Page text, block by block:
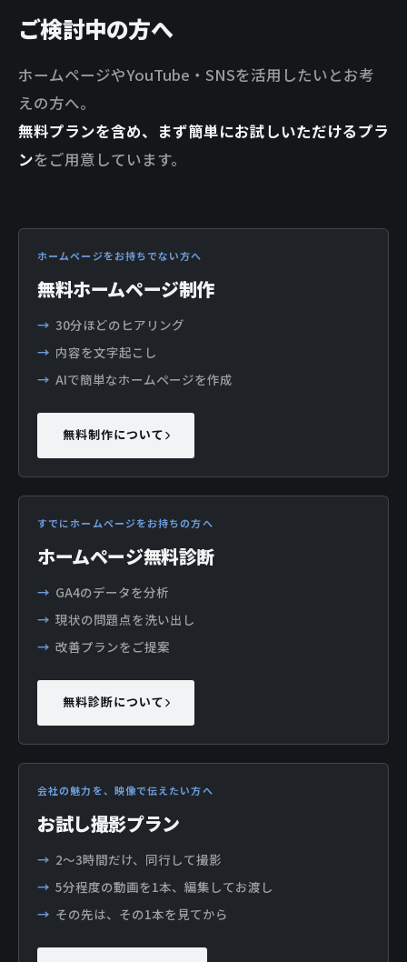
ご検討中の方へ
ホームページやYouTube・SNSを活用したいとお考
えの方へ。
無料プランを含め、まず簡単にお試しいただけるプラ
ンをご用意しています。
ホームページをお持ちでない方へ
無料ホームページ制作
30分ほどのヒアリング
内容を文字起こし
AIで簡単なホームページを作成
無料制作について
すでにホームページをお持ちの方へ
ホームページ無料診断
GA4のデータを分析
現状の問題点を洗い出し
改善プランをご提案
無料診断について
会社の魅力を、映像で伝えたい方へ
お試し撮影プラン
2〜3時間だけ、同行して撮影
5分程度の動画を1本、編集してお渡し
その先は、その1本を見てから